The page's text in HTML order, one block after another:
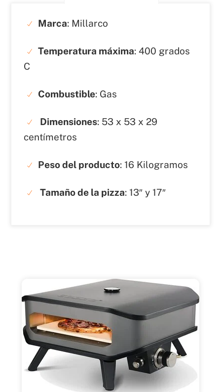
Marca: Millarco
Temperatura máxima: 400 grados
C
Combustible: Gas
Dimensiones: ‎‎53 x 53 x 29
centímetros
Peso del producto: 16 Kilogramos
Tamaño de la pizza: ‎13″ y 17″